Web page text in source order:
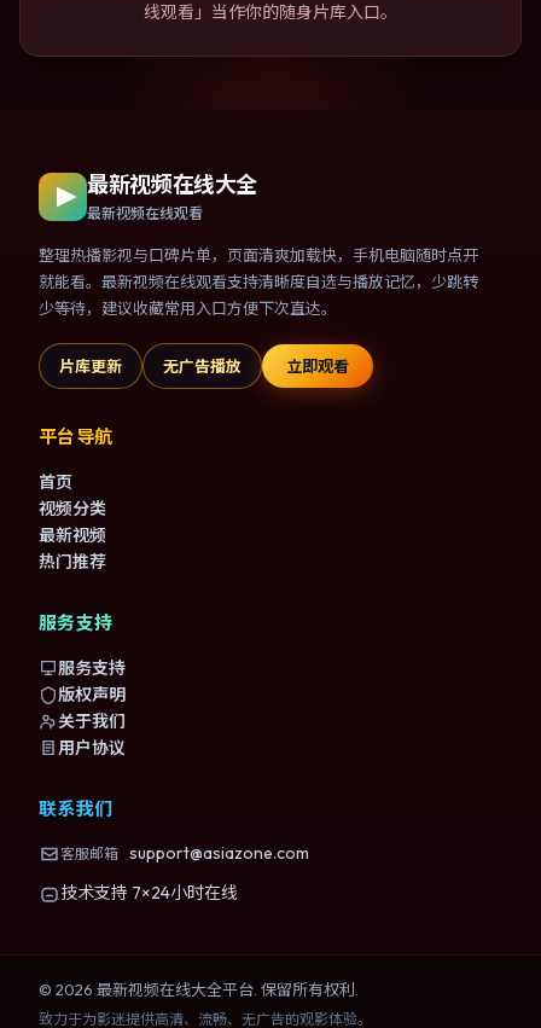
线观看」当作你的随身片库入口。
最新视频在线大全
最新视频在线观看
整理热播影视与口碑片单，页面清爽加载快，手机电脑随时点开
就能看。最新视频在线观看支持清晰度自选与播放记忆，少跳转
少等待，建议收藏常用入口方便下次直达。
片库更新 无广告播放 立即观看
平台导航
首页
视频分类
最新视频
热门推荐
服务支持
服务支持
版权声明
关于我们
用户协议
联系我们
客服邮箱 support@asiazone.com
技术支持 7×24小时在线
© 2026 最新视频在线大全平台. 保留所有权利.
致力于为影迷提供高清、流畅、无广告的观影体验。